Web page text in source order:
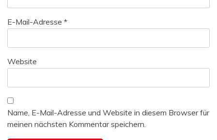
E-Mail-Adresse *
Website
Name, E-Mail-Adresse und Website in diesem Browser für
meinen nächsten Kommentar speichern.